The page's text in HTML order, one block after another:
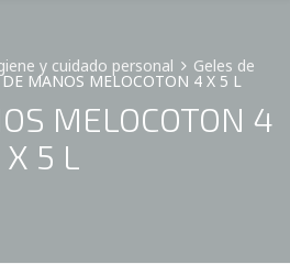
y cuidado personal Geles de
DE MANOS MELOCOTON 4 X 5 L
MELOCOTON 4
X 5 L